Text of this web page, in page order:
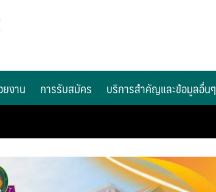
งาน การรับสมัคร บริการสำคัญและข้อมูลอื่นๆ